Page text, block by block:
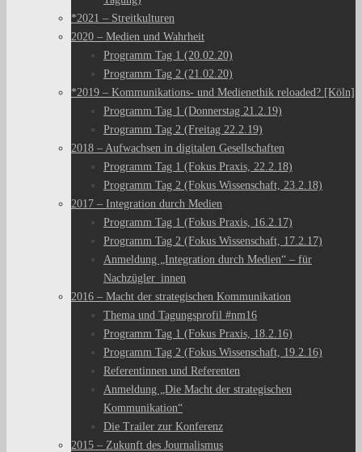
*2021 – Streitkulturen
2020 – Medien und Wahrheit
Programm Tag 1 (20.02.20)
Programm Tag 2 (21.02.20)
*2019 – Kommunikations- und Medienethik reloaded? [Köln]
Programm Tag 1 (Donnerstag 21.2.19)
Programm Tag 2 (Freitag 22.2.19)
2018 – Aufwachsen in digitalen Gesellschaften
Programm Tag 1 (Fokus Praxis, 22.2.18)
Programm Tag 2 (Fokus Wissenschaft, 23.2.18)
2017 – Integration durch Medien
Programm Tag 1 (Fokus Praxis, 16.2.17)
Programm Tag 2 (Fokus Wissenschaft, 17.2.17)
Anmeldung „Integration durch Medien“ – für
Nachzügler_innen
2016 – Macht der strategischen Kommunikation
Thema und Tagungsprofil #nm16
Programm Tag 1 (Fokus Praxis, 18.2.16)
Programm Tag 2 (Fokus Wissenschaft, 19.2.16)
Referentinnen und Referenten
Anmeldung „Die Macht der strategischen
Kommunikation“
Die Trailer zur Konferenz
2015 – Zukunft des Journalismus